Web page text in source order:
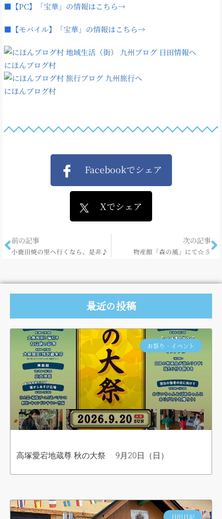
■【PC】「宝華」の情報はこちら→
■【モバイル】「宝華」の情報はこちら→
にほんブログ村
にほんブログ村
Facebookでシェア
Xでシェア
前の記事
小鹿田焼の里へ行くなら、是非♪
次の記事
物産館「森の風」にて☆彡
最近の投稿
お祭り・イベント
高塚愛宕地蔵尊 秋の大祭 9月20日（日）
日田日記